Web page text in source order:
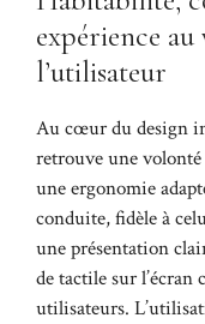
expérience
l’utilisateur
Au cœur du design
retrouve une
une ergonomie
conduite, fidèle à
une présentation
de tactile sur
utilisateurs.